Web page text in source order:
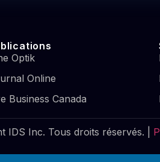
Optik
Online
Business Canada
IDS Inc. Tous droits réservés. |